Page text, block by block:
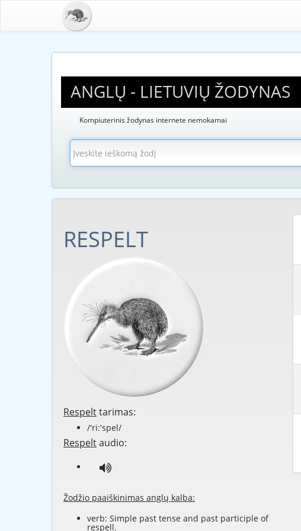
ANGLŲ - LIETUVIŲ ŽODYNAS
Kompiuterinis žodynas internete nemokamai
RESPELT
Respelttarimas:
/'ri:'spel/
Respeltaudio:
Žodžio paaiškinimas anglų kalba:
verb: Simple past tense and past participle of
respell.